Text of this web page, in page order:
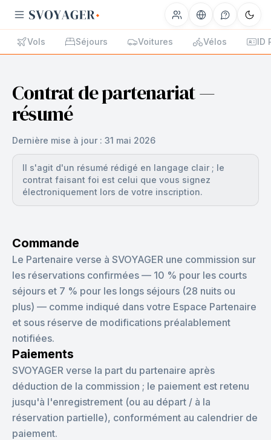
Vols Séjours Voitures Vélos ID
Contrat de partenariat —
résumé
Dernière mise à jour : 31 mai 2026
Il s'agit d'un résumé rédigé en langage clair ; le
contrat faisant foi est celui que vous signez
électroniquement lors de votre inscription.
Commande
Le Partenaire verse à SVOYAGER une commission sur
les réservations confirmées — 10 % pour les courts
séjours et 7 % pour les longs séjours (28 nuits ou
plus) — comme indiqué dans votre Espace Partenaire
et sous réserve de modifications préalablement
notifiées.
Paiements
SVOYAGER verse la part du partenaire après
déduction de la commission ; le paiement est retenu
jusqu'à l'enregistrement (ou au départ / à la
réservation partielle), conformément au calendrier de
paiement.